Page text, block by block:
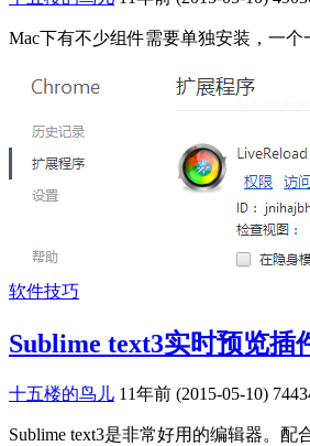
Mac下有不少组件需要单独安装，一个
软件技巧
Sublime text3实时预览插
十五楼的鸟儿 11年前 (2015-05-10)
Sublime text3是非常好用的编辑器。配